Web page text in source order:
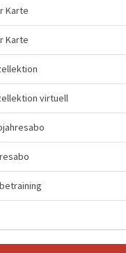
Karte
Karte
virtuell